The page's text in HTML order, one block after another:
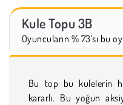
Kule Topu 3B
Oyuncuların % 73'sı bu
Bu top bu kulelerin
kararlı. Bu yoğun